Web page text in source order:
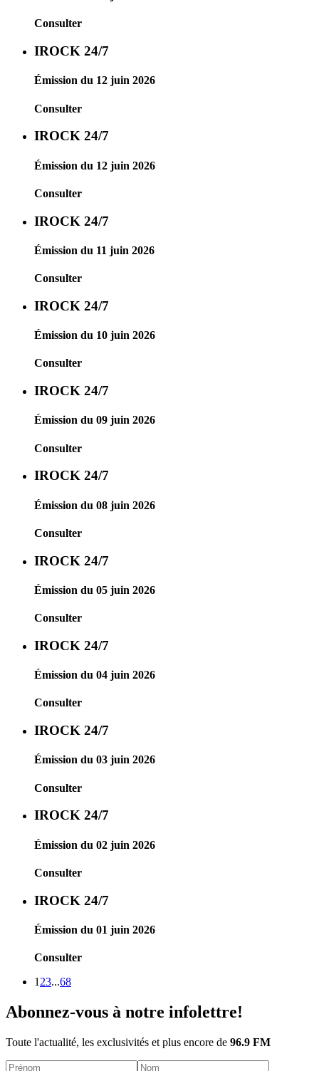
Consulter
IROCK 24/7
Émission du 12 juin 2026
Consulter
IROCK 24/7
Émission du 12 juin 2026
Consulter
IROCK 24/7
Émission du 11 juin 2026
Consulter
IROCK 24/7
Émission du 10 juin 2026
Consulter
IROCK 24/7
Émission du 09 juin 2026
Consulter
IROCK 24/7
Émission du 08 juin 2026
Consulter
IROCK 24/7
Émission du 05 juin 2026
Consulter
IROCK 24/7
Émission du 04 juin 2026
Consulter
IROCK 24/7
Émission du 03 juin 2026
Consulter
IROCK 24/7
Émission du 02 juin 2026
Consulter
IROCK 24/7
Émission du 01 juin 2026
Consulter
1 23...68
Abonnez-vous à notre infolettre!
Toute l'actualité, les exclusivités et plus encore de 96.9 FM